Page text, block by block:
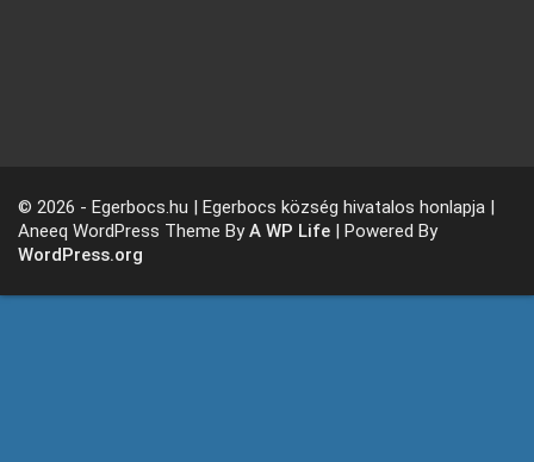
© 2026 - Egerbocs.hu | Egerbocs község hivatalos honlapja |
Aneeq WordPress Theme ByA WP Life | Powered By
WordPress.org